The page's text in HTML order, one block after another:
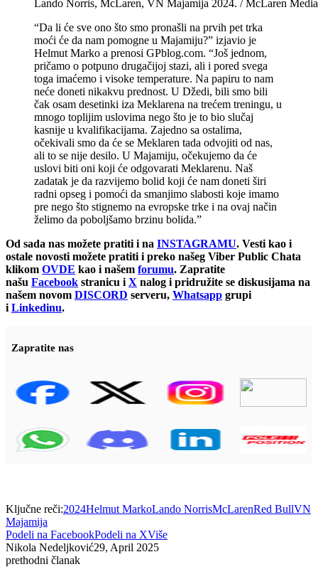
Lando Norris, McLaren, VN Majamija 2024. / McLaren
“Da li će sve ono što smo pronašli na prvih pet trka
moći će da nam pomogne u Majamiju?” izjavio je
Helmut Marko a prenosi GPblog.com. “Još jednom,
pričamo o potpuno drugačijoj stazi, ali i pored svega
toga imaćemo i visoke temperature. Na papiru to nam
neće doneti nikakvu prednost. U Džedi, bili smo bili
čak osam desetinki iza Meklarena na trećem treningu, u
mnogo toplijim uslovima nego što je to bio slučaj
kasnije u kvalifikacijama. Zajedno sa ostalima,
očekivali smo da će se Meklaren tada odvojiti od nas,
ali to se nije desilo. U Majamiju, očekujemo da će
uslovi biti oni koji će odgovarati Meklarenu. Naš
zadatak je da razvijemo bolid koji će nam doneti širi
radni opseg i pomoći da smanjimo slabosti koje imamo
pre nego što stignemo na evropske trke i na ovaj način
želimo da poboljšamo brzinu bolida.”
Od sada nas možete pratiti i na INSTAGRAMU. Vesti kao i
ostale novosti možete pratiti i preko našeg Viber Public Chata
klikom OVDE kao i našem forumu. Zapratite
našu Facebook stranicu i X nalog i pridružite se diskusijama na
našem novom DISCORD serveru, Whatsapp grupi
i Linkedinu.
Zapratite nas
Ključne reči:2024Helmut MarkoLando NorrisMcLarenRed BullVN
Majamija
Podeli na FacebookPodeli na XViše
Nikola Nedeljković29, April 2025
prethodni članak